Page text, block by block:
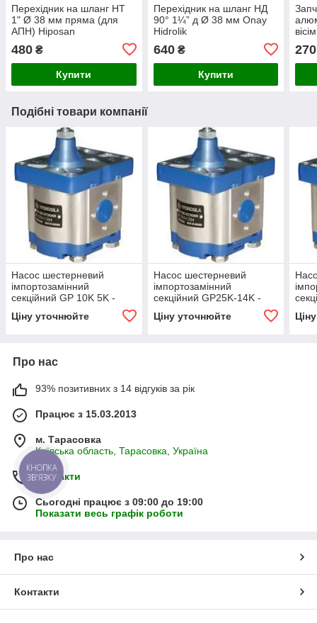
Перехідник на шланг НТ
1" Ø 38 мм пряма (для
АПН) Hiposan
480 ₴
Купити
Перехідник на шланг НД
90° 1¼” д Ø 38 мм Onay
Hidrolik
640₴
Купити
270
Подібні товари компанії
Насос шестерневий
імпортозамінний
секційний GP 10K 5K -
Ціну уточнюйте
Насос шестерневий
імпортозамінний
секційний GP25K-14K -
Ціну уточнюйте
Про нас
93% позитивних з 14 відгуків за рік
Працює з 15.03.2013
м. Тарасовка
Київська область, Тарасовка, Україна
Контакти
Сьогодні працює з 09:00 до 19:00
Показати весь графік роботи
Про нас
Контакти
КНОПКА
ЗВ'ЯЗКУ